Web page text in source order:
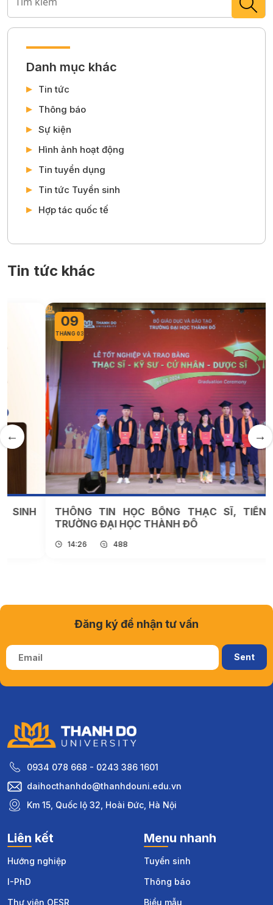
Danh mục khác
Tin tức
Thông báo
Sự kiện
Hình ảnh hoạt động
Tin tuyển dụng
Tin tức Tuyển sinh
Hợp tác quốc tế
Tin tức khác
THÔNG TIN HỌC BỔNG THẠC SĨ, TIẾN SĨ –
TRƯỜNG ĐẠI HỌC THÀNH ĐÔ
488
0934 078 668 - 0243 386 1601
daihocthanhdo@thanhdouni.edu.vn
Km 15, Quốc lộ 32, Hoài Đức, Hà Nội
Liên kết
Hướng nghiệp
I-PhD
Thư viện OESR
Menu nhanh
Tuyển sinh
Thông báo
Biểu mẫu
Đăng ký để nhận tư vấn